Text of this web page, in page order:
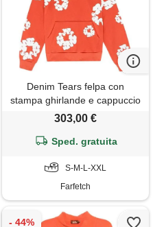
Denim Tears felpa con
stampa ghirlande e cappuccio
- arancione
303,00 €
Sped. gratuita
S-M-L-XXL
Farfetch